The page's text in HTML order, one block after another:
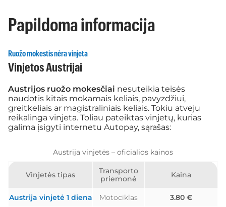
Papildoma informacija
Ruožo mokestis nėra vinjeta
Vinjetos Austrijai
Austrijos ruožo mokesčiai nesuteikia teisės
naudotis kitais mokamais keliais, pavyzdžiui,
greitkeliais ar magistraliniais keliais. Tokiu atveju
reikalinga vinjeta. Toliau pateiktas vinjetų, kurias
galima įsigyti internetu Autopay, sąrašas:
Austrija vinjetės – oficialios kainos
Vinjetės tipas
Transporto
priemonė
Kaina
Austrija vinjetė 1 diena Motociklas 3.80 €